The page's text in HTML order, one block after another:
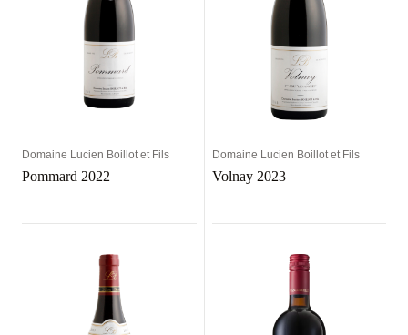
Domaine Lucien Boillot et Fils
Pommard 2022
Domaine Lucien Boillot et Fils
Volnay 2023